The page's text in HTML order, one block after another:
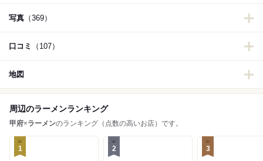
写真 （369）
口コミ （107）
地図
周辺のラーメンランキング
甲府×ラーメンのランキング（点数の高いお店）です。
1 2 3